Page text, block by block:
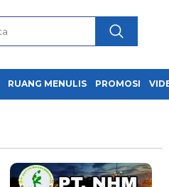
RUANG MENULIS PROMOSI